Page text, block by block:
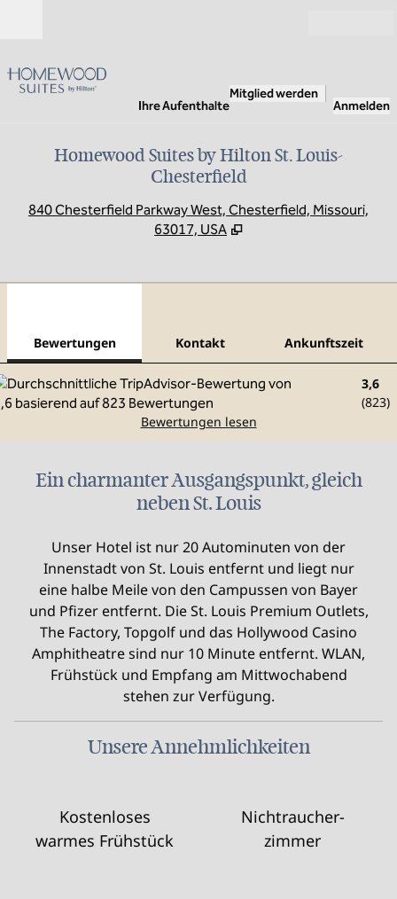
Ihre Aufenthalte
Mitglied werden
Anmelden
Homewood Suites by Hilton St. Louis-
Chesterfield
840 Chesterfield Parkway West, Chesterfield, Missouri,
63017, USA
Bewertungen Kontakt Ankunftszeit
3,6
(823)
Bewertungen lesen
Ein charmanter Ausgangspunkt, gleich
neben St. Louis
Unser Hotel ist nur 20 Autominuten von der
Innenstadt von St. Louis entfernt und liegt nur
eine halbe Meile von den Campussen von Bayer
und Pfizer entfernt. Die St. Louis Premium Outlets,
The Factory, Topgolf und das Hollywood Casino
Amphitheatre sind nur 10 Minute entfernt. WLAN,
Frühstück und Empfang am Mittwochabend
stehen zur Verfügung.
Unsere Annehmlichkeiten
Kostenloses
warmes Frühstück
Nichtraucher­
zimmer